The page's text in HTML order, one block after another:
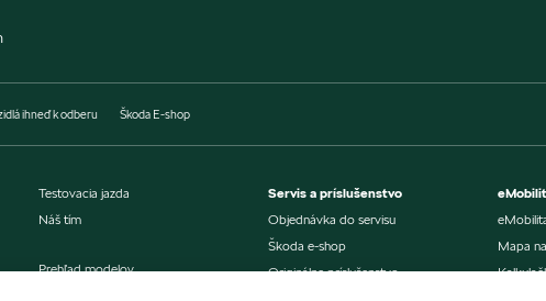
ihneď k odberu Škoda E-shop
Testovacia jazda
Náš tím
Prehľad modelov
Servis a príslušenstvo
Objednávka do servisu
Škoda e-shop
Originálne príslušenstvo
Mapa